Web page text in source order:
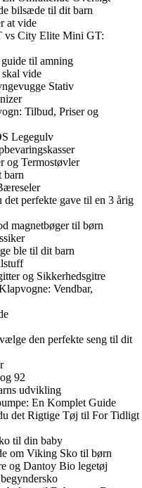
bilsæde til dit barn
at vide
vs City Elite Mini GT:
til amning
vide
Stativ
Tilbud, Priser og
Legegulv
og Termostøvler
barn
perfekte gave til en 3 årig
magnetbøger til børn
ble til dit barn
og Sikkerhedsgitre
Vendbar,
den perfekte seng til dit
92
udvikling
En Komplet Guide
det Rigtige Tøj til For Tidligt
til din baby
om Viking Sko til børn
og Dantoy Bio legetøj